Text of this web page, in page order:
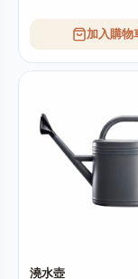
加入購物
澆水壺